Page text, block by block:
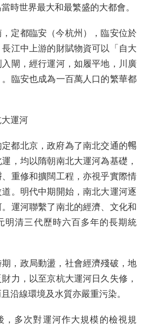
時世界最大和最繁盛的大都會。
定都臨安（今杭州），臨安位於
江中上游的財賦物資可以「自大
閘，經行運河，如履平地，川廣
臨安也成為一百萬人口的繁華都
運河
都北京，政府為了南北交通的𣈱
，均以隋朝南北大運河為基礎，
重修和擴闊工程，亦視乎實際情
。明代中期開始，南北大運河逐
運河聯繫了南北的經濟、文化和
明清三代歷時六百多年的長期統
，政局動盪，社會經濟殘破，地
力，以至京杭大運河日久失修，
沿線環境及水質亦嚴重污染。
，多次對運河作大規模的檢視規